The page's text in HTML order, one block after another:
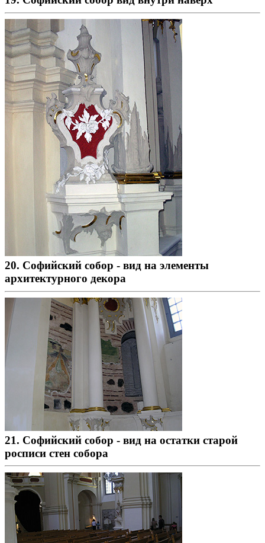
20. Софийский собор - вид на элементы
архитектурного декора
21. Софийский собор - вид на остатки старой
росписи стен собора